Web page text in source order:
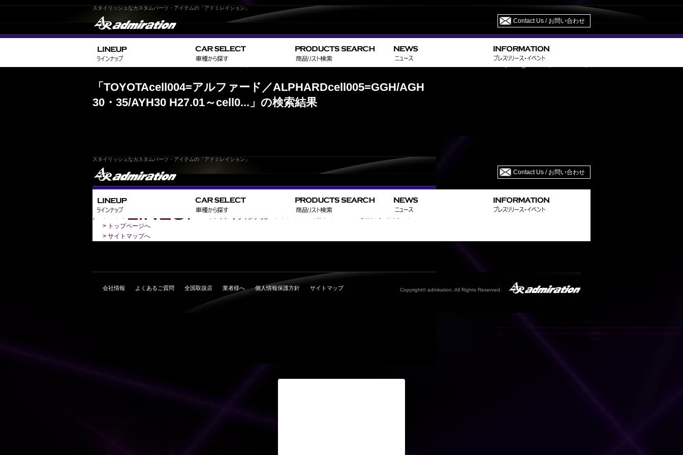
スタイリッシュなカスタムパーツ・アイテムの「アドミレイション」
Contact Us / お問い合わせ
「TOYOTAcell004=アルファード／ALPHARDcell005=GGH/AGH
30・35/AYH30 H27.01～cell0...」の検索結果
スタイリッシュなカスタムパーツ・アイテムの「アドミレイション」
Contact Us / お問い合わせ
指定されたURLのページは存在しません。
サイト更新などによってURLが変更になったか、URLが正しく入力されていない可能性があります。
> トップページへ
> サイトマップへ
会社情報 よくあるご質問 全国取扱店 業者様へ 個人情報保護方針 サイトマップ Copyright© admiration. All Rights Reserved.